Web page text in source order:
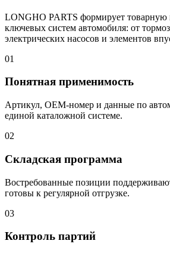
LONGHO PARTS формирует товарную
ключевых систем автомобиля: от
электрических насосов и элементов
01
Понятная применимость
Артикул, OEM-номер и данные по
единой каталожной системе.
02
Складская программа
Востребованные позиции
готовы к регулярной отгрузке.
03
Контроль партий